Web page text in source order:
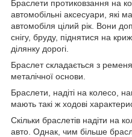
Браслети протиковзання на
автомобільні аксесуари, які
автомобіля цілий рік. Вони
снігу, бруду, піднятися на
ділянку дорогі.
Браслет складається з
металічної основи.
Браслети, надіті на колесо,
мають такі ж ходові
Скільки браслетів надіти на
авто. Однак, чим більше